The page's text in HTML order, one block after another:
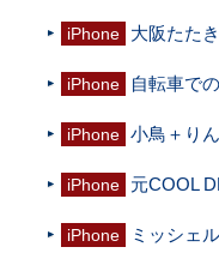
iPhone 大阪たた
iPhone 自転車で
iPhone 小鳥＋り
iPhone 元COOL
iPhone ミッシェ